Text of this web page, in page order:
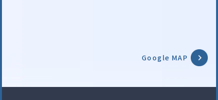
Google MAP